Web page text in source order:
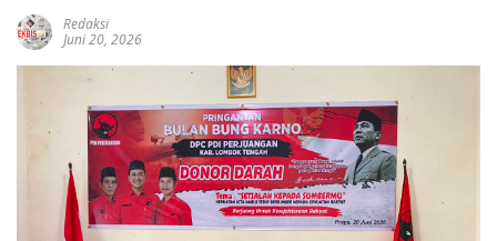
Redaksi
Juni 20, 2026